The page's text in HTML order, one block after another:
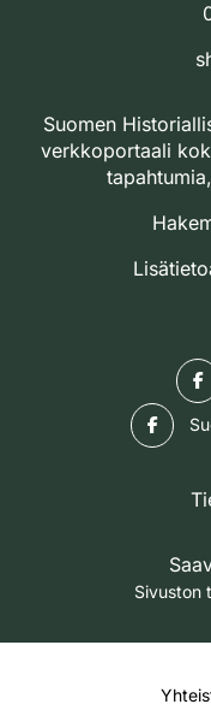
Suomen
verkkoportaali
Sivuston